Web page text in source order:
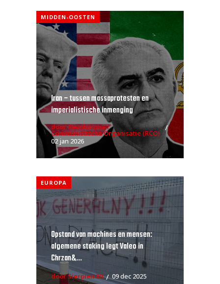
MIDDEN-OOSTEN
Iran – tussen massaprotesten en
imperialistische inmenging
door Revolutionair
Communistische Organisatie (RCO)
02 jan 2026
EUROPA
Opstand van machines en mensen:
algemene staking legt Valeo in
Chrzan&...
door Sierpien 80 09 dec 2025